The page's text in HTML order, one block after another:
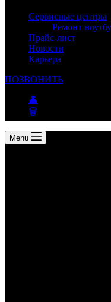
Сервисные центры
Ремонт
Прайс-лист
Новости
Карьера
ПОЗВОНИТЬ
👤
🗑
Menu